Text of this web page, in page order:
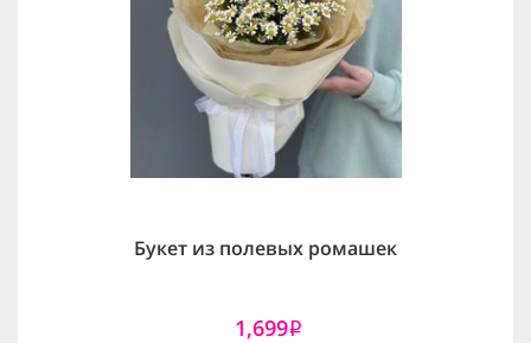
Букет из полевых ромашек
1,699i